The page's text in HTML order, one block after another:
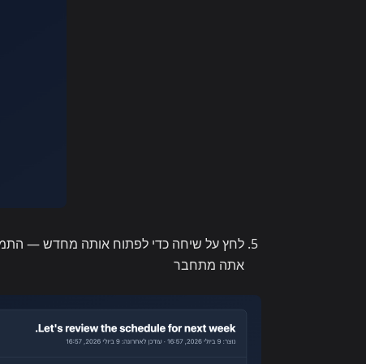
לחץ על שיחה כדי לפתוח אותה מחדש —
אתה מתחבר